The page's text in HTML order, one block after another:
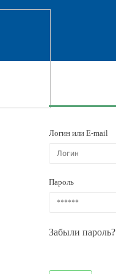
Логин или E-mail
Пароль
Забыли пароль?